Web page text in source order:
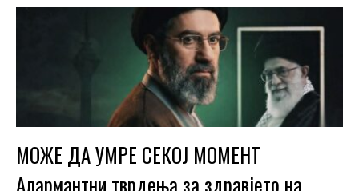
МОЖЕ ДА УМРЕ СЕКОЈ МОМЕНТ
Алармантни тврдења за здравјето на